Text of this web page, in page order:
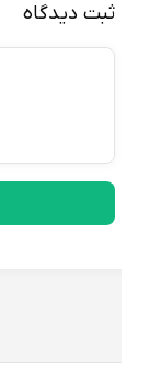
ثبت دیدگاه